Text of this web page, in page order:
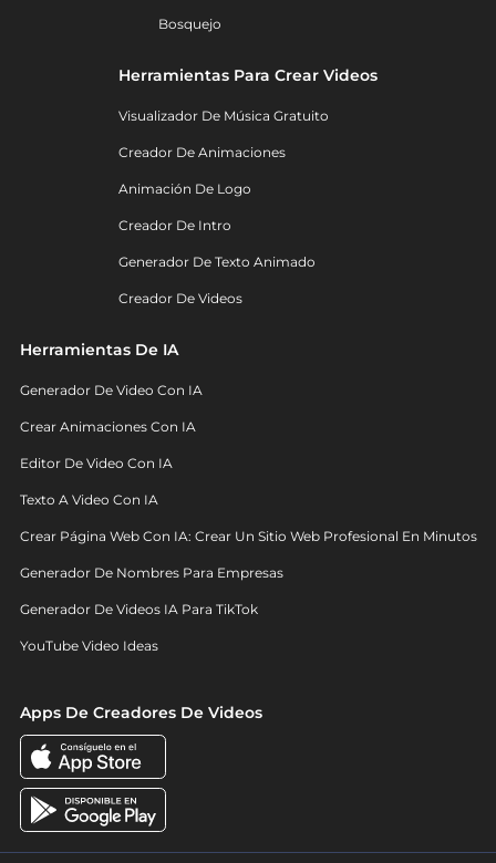
Bosquejo
Herramientas Para Crear Videos
Visualizador De Música Gratuito
Creador De Animaciones
Animación De Logo
Creador De Intro
Generador De Texto Animado
Creador De Videos
Herramientas De IA
Generador De Video Con IA
Crear Animaciones Con IA
Editor De Video Con IA
Texto A Video Con IA
Crear Página Web Con IA: Crear Un Sitio Web Profesional En Minutos
Generador De Nombres Para Empresas
Generador De Videos IA Para TikTok
YouTube Video Ideas
Apps De Creadores De Videos